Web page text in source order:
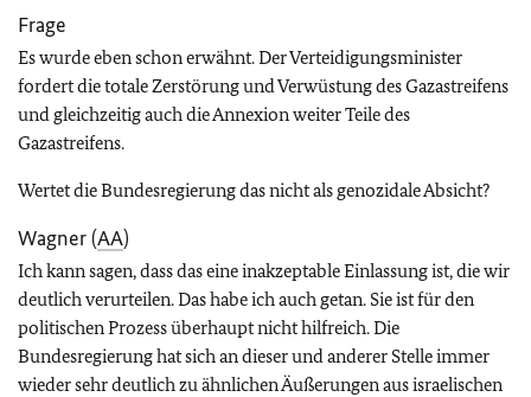
Frage
Es wurde eben schon erwähnt. Der Verteidigungsminister
fordert die totale Zerstörung und Verwüstung des Gazastreifens
und gleichzeitig auch die Annexion weiter Teile des
Gazastreifens.
Wertet die Bundesregierung das nicht als genozidale Absicht?
Wagner (AA)
Ich kann sagen, dass das eine inakzeptable Einlassung ist, die wir
deutlich verurteilen. Das habe ich auch getan. Sie ist für den
politischen Prozess überhaupt nicht hilfreich. Die
Bundesregierung hat sich an dieser und anderer Stelle immer
wieder sehr deutlich zu ähnlichen Äußerungen aus israelischen